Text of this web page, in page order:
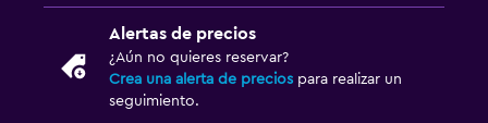
Alertas de precios
¿Aún no quieres reservar?
Crea una alerta de precios para realizar un
seguimiento.